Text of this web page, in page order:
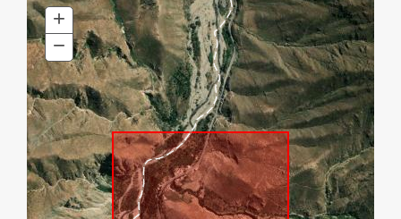
+ Zoom
In
− Zoom
Out